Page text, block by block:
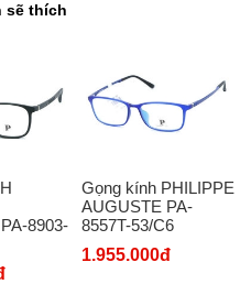
- Hà Đông - Hà Nội
- Long Biên - Hà Nội
Chinh - Hà Nội
sẽ thích
8903-
Gọng kính PHILIPPE
AUGUSTE PA-
8557T-53/C6
1.955.000đ